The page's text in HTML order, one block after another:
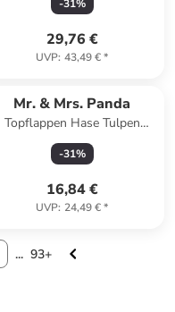
in Weiß
-31%
29,76 €
UVP: 43,49 €*
Mr. & Mrs. Panda
Topflappen Hase Tulpen
Design ohne Spruch in Weiß
-31%
16,84 €
UVP: 24,49 €*
... 93+